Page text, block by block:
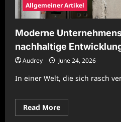
Allgemeiner Artikel
Moderne
nachhaltige
Audrey June 24, 2026
In einer Welt, die sich rasch
Read MoreRead
more